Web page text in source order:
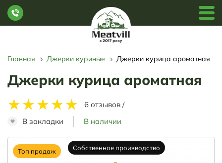
Главная Джерки куриные Джерки курица ароматная
Джерки курица ароматная
★★★★★ 6 отзывов /
В закладки
В наличии
Топ продаж Собственное производство